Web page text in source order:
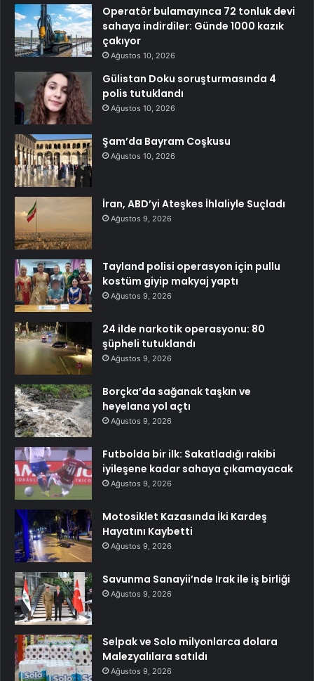
Operatör bulamayınca 72 tonluk devi
sahaya indirdiler: Günde 1000 kazık
çakıyor
Ağustos 10, 2026
Gülistan Doku soruşturmasında 4
polis tutuklandı
Ağustos 10, 2026
Şam’da Bayram Coşkusu
Ağustos 10, 2026
İran, ABD’yi Ateşkes İhlaliyle Suçladı
Ağustos 9, 2026
Tayland polisi operasyon için pullu
kostüm giyip makyaj yaptı
Ağustos 9, 2026
24 ilde narkotik operasyonu: 80
şüpheli tutuklandı
Ağustos 9, 2026
Borçka’da sağanak taşkın ve
heyelana yol açtı
Ağustos 9, 2026
Futbolda bir ilk: Sakatladığı rakibi
iyileşene kadar sahaya çıkamayacak
Ağustos 9, 2026
Motosiklet Kazasında İki Kardeş
Hayatını Kaybetti
Ağustos 9, 2026
Savunma Sanayii’nde Irak ile iş birliği
Ağustos 9, 2026
Selpak ve Solo milyonlarca dolara
Malezyalılara satıldı
Ağustos 9, 2026